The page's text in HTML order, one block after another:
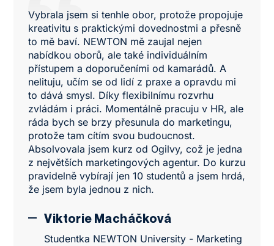
Vybrala jsem si tenhle obor, protože propojuje
kreativitu s praktickými dovednostmi a přesně
to mě baví. NEWTON mě zaujal nejen
nabídkou oborů, ale také individuálním
přístupem a doporučeními od kamarádů. A
nelituju, učím se od lidí z praxe a opravdu mi
to dává smysl. Díky flexibilnímu rozvrhu
zvládám i práci. Momentálně pracuju v HR, ale
ráda bych se brzy přesunula do marketingu,
protože tam cítím svou budoucnost.
Absolvovala jsem kurz od Ogilvy, což je jedna
z největších marketingových agentur. Do kurzu
pravidelně vybírají jen 10 studentů a jsem hrdá,
že jsem byla jednou z nich.
Viktorie Macháčková
Studentka NEWTON University - Marketing